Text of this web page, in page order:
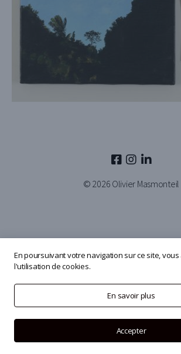
© 2026 Olivier Masmonteil
En poursuivant votre navigation sur ce site,
l'utilisation de cookies.
En savoir plus
Accepter